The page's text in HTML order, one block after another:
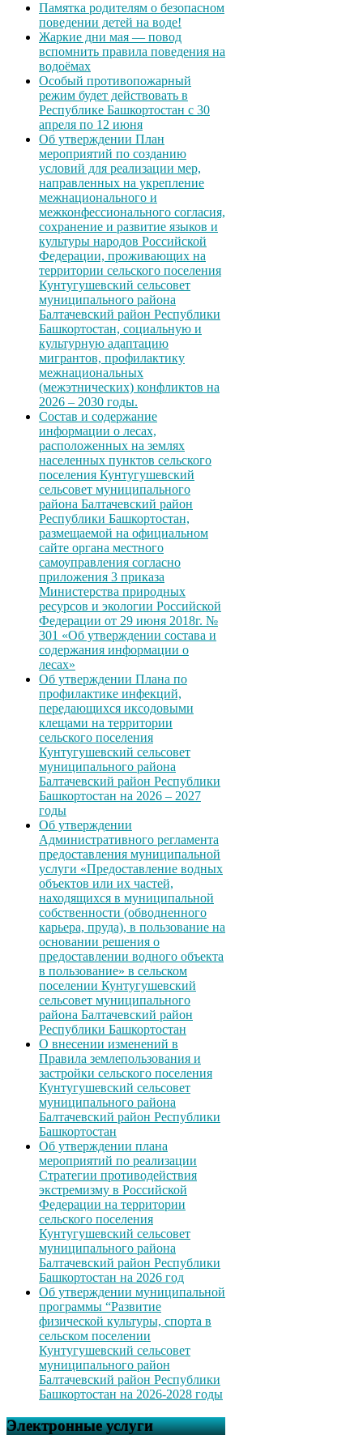
Памятка родителям о безопасном
поведении детей на воде!
Жаркие дни мая — повод
вспомнить правила поведения на
водоёмах
Особый противопожарный
режим будет действовать в
Республике Башкортостан с 30
апреля по 12 июня
Об утверждении План
мероприятий по созданию
условий для реализации мер,
направленных на укрепление
межнационального и
межконфессионального согласия,
сохранение и развитие языков и
культуры народов Российской
Федерации, проживающих на
территории сельского поселения
Кунтугушевский сельсовет
муниципального района
Балтачевский район Республики
Башкортостан, социальную и
культурную адаптацию
мигрантов, профилактику
межнациональных
(межэтнических) конфликтов на
2026 – 2030 годы.
Состав и содержание
информации о лесах,
расположенных на землях
населенных пунктов сельского
поселения Кунтугушевский
сельсовет муниципального
района Балтачевский район
Республики Башкортостан,
размещаемой на официальном
сайте органа местного
самоуправления согласно
приложения 3 приказа
Министерства природных
ресурсов и экологии Российской
Федерации от 29 июня 2018г. №
301 «Об утверждении состава и
содержания информации о
лесах»
Об утверждении Плана по
профилактике инфекций,
передающихся иксодовыми
клещами на территории
сельского поселения
Кунтугушевский сельсовет
муниципального района
Балтачевский район Республики
Башкортостан на 2026 – 2027
годы
Об утверждении
Административного регламента
предоставления муниципальной
услуги «Предоставление водных
объектов или их частей,
находящихся в муниципальной
собственности (обводненного
карьера, пруда), в пользование на
основании решения о
предоставлении водного объекта
в пользование» в сельском
поселении Кунтугушевский
сельсовет муниципального
района Балтачевский район
Республики Башкортостан
О внесении изменений в
Правила землепользования и
застройки сельского поселения
Кунтугушевский сельсовет
муниципального района
Балтачевский район Республики
Башкортостан
Об утверждении плана
мероприятий по реализации
Стратегии противодействия
экстремизму в Российской
Федерации на территории
сельского поселения
Кунтугушевский сельсовет
муниципального района
Балтачевский район Республики
Башкортостан на 2026 год
Об утверждении муниципальной
программы “Развитие
физической культуры, спорта в
сельском поселении
Кунтугушевский сельсовет
муниципального район
Балтачевский район Республики
Башкортостан на 2026-2028 годы
Электронные услуги